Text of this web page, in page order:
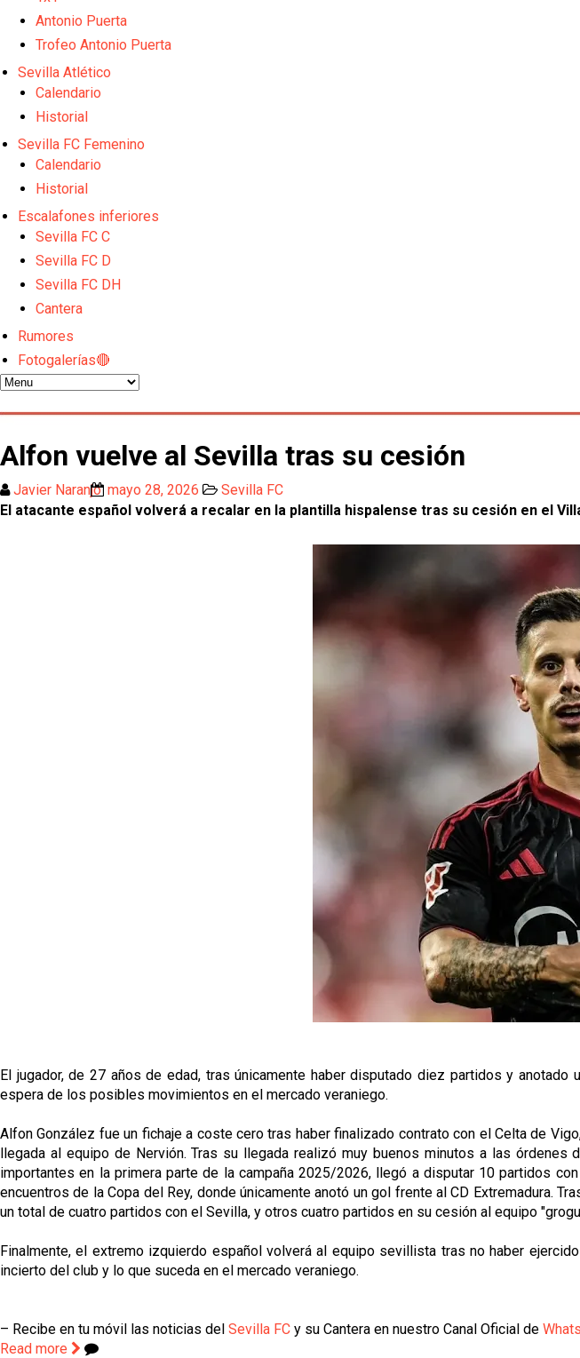
Luis García Plaza: No sufrir ya es un paso adelante
El Sevilla FC plantea ampliar hasta cinco fichajes más antes del cierre
Kochorashvili, seria opción para reforzar el centro del campo sevillista
Antonio Puerta
Trofeo Antonio Puerta
Sevilla Atlético
Calendario
Historial
Sevilla FC Femenino
Calendario
Historial
Escalafones inferiores
Sevilla FC C
Sevilla FC D
Sevilla FC DH
Cantera
Rumores
Fotogalerías🔴
Alfon vuelve al Sevilla tras su cesión
Javier Naranjo mayo 28, 2026
Sevilla FC
El atacante español volverá a recalar en la plantilla hispalense tras su cesión en el
El jugador, de 27 años de edad, tras únicamente haber disputado diez partidos y
espera de los posibles movimientos en el mercado veraniego.
Alfon González fue un fichaje a coste cero tras haber finalizado contrato con el Celta de
llegada al equipo de Nervión. Tras su llegada realizó muy buenos minutos a las
importantes en la primera parte de la campaña 2025/2026, llegó a disputar 10 partidos
encuentros de la Copa del Rey, donde únicamente anotó un gol frente al CD Extremadura.
un total de cuatro partidos con el Sevilla, y otros cuatro partidos en su cesión al equipo
Finalmente, el extremo izquierdo español volverá al equipo sevillista tras no haber
incierto del club y lo que suceda en el mercado veraniego.
– Recibe en tu móvil las noticias del Sevilla FC y su Cantera en nuestro Canal Oficial de
Read more